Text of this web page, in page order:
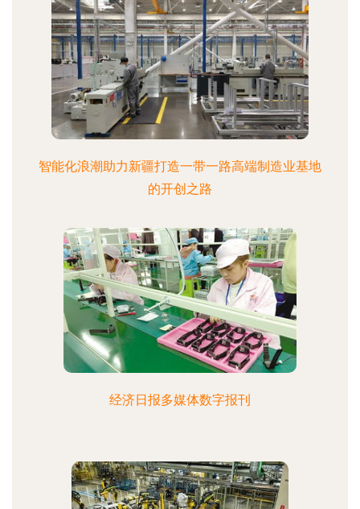
智能化浪潮助力新疆打造一带一路高端制造业基地
的开创之路
经济日报多媒体数字报刊